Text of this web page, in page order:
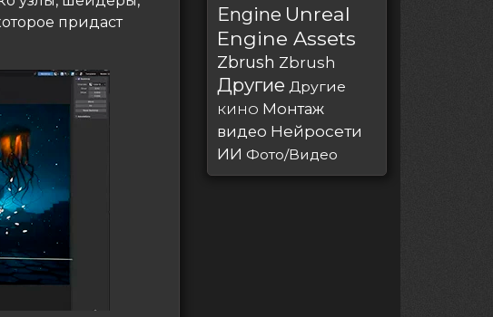
придаст
Engine Unreal
Engine Assets
Zbrush Zbrush
Другие Другие
КИНО Монтаж
видео Нейросети
ИИ Фото/Видео